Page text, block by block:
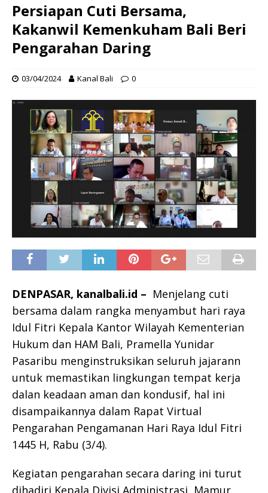
Persiapan Cuti Bersama,
Kakanwil Kemenkuham Bali Beri
Pengarahan Daring
03/04/2024 Kanal Bali 0
DENPASAR, kanalbali.id – Menjelang cuti
bersama dalam rangka menyambut hari raya
Idul Fitri Kepala Kantor Wilayah Kementerian
Hukum dan HAM Bali, Pramella Yunidar
Pasaribu menginstruksikan seluruh jajarann
untuk memastikan lingkungan tempat kerja
dalan keadaan aman dan kondusif, hal ini
disampaikannya dalam Rapat Virtual
Pengarahan Pengamanan Hari Raya Idul Fitri
1445 H, Rabu (3/4).
Kegiatan pengarahan secara daring ini turut
dihadiri Kepala Divisi Administrasi, Mamur